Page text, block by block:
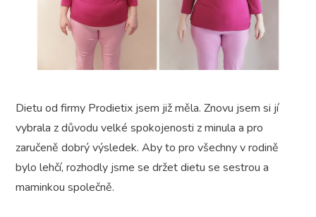
Dietu od firmy Prodietix jsem již měla. Znovu jsem si jí
vybrala z důvodu velké spokojenosti z minula a pro
zaručeně dobrý výsledek. Aby to pro všechny v rodině
bylo lehčí, rozhodly jsme se držet dietu se sestrou a
maminkou společně.